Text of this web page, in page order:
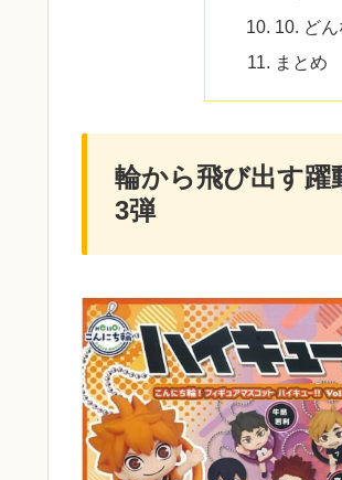
10. ど
まとめ
輪から飛び出す
3弾